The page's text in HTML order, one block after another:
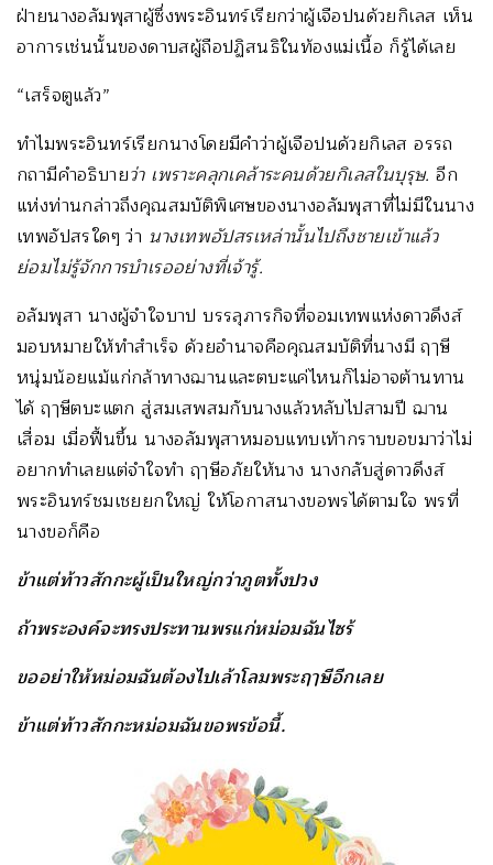
ฝ่ายนางอลัมพุสาผู้ซึ่งพระอินทร์เรียกว่าผู้เจือปนด้วยกิเลส เห็น
อาการเช่นนั้นของดาบสผู้ถือปฏิสนธิในท้องแม่เนื้อ ก็รู้ได้เลย
“เสร็จตูแล้ว”
ทำไมพระอินทร์เรียกนางโดยมีคำว่าผู้เจือปนด้วยกิเลส อรรถ
กถามีคำอธิบายว่า เพราะคลุกเคล้าระคนด้วยกิเลสในบุรุษ. อีก
แห่งท่านกล่าวถึงคุณสมบัติพิเศษของนางอลัมพุสาที่ไม่มีในนาง
เทพอัปสรใดๆ ว่า นางเทพอัปสรเหล่านั้นไปถึงชายเข้าแล้ว
ย่อมไม่รู้จักการบำเรออย่างที่เจ้ารู้.
อลัมพุสา นางผู้จำใจบาป บรรลุภารกิจที่จอมเทพแห่งดาวดึงส์
มอบหมายให้ทำสำเร็จ ด้วยอำนาจคือคุณสมบัติที่นางมี ฤๅษี
หนุ่มน้อยแม้แก่กล้าทางฌานและตบะแค่ไหนก็ไม่อาจต้านทาน
ได้ ฤๅษีตบะแตก สู่สมเสพสมกับนางแล้วหลับไปสามปี ฌาน
เสื่อม เมื่อฟื้นขึ้น นางอลัมพุสาหมอบแทบเท้ากราบขอขมาว่าไม่
อยากทำเลยแต่จำใจทำ ฤๅษีอภัยให้นาง นางกลับสู่ดาวดึงส์
พระอินทร์ชมเชยยกใหญ่ ให้โอกาสนางขอพรได้ตามใจ พรที่
นางขอก็คือ
ข้าแต่ท้าวสักกะผู้เป็นใหญ่กว่าภูตทั้งปวง
ถ้าพระองค์จะทรงประทานพรแก่หม่อมฉันไซร้
ขออย่าให้หม่อมฉันต้องไปเล้าโลมพระฤๅษีอีกเลย
ข้าแต่ท้าวสักกะหม่อมฉันขอพรข้อนี้.